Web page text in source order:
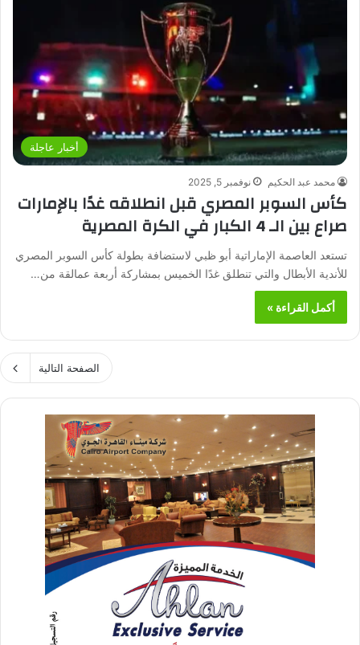
أخبار عاجلة
محمد عبد الحكيم نوفمبر 5, 2025
كأس السوبر المصري قبل انطلاقه غدًا بالإمارات
صراع بين الـ 4 الكبار في الكرة المصرية
تستعد العاصمة الإماراتية أبو ظبي لاستضافة بطولة كأس السوبر المصري
للأندية الأبطال والتي تنطلق غدًا الخميس بمشاركة أربعة عمالقة من…
أكمل القراءة »
الصفحة التالية